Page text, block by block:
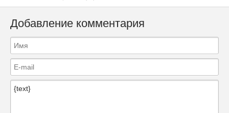
Добавление комментария